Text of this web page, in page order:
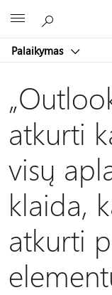
Palaikymas
atkurti
visų
klaida,
atkurti